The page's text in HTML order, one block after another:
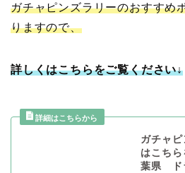
ガチャピンズラリーのおすすめ
りますので、
詳しくはこちらをご覧ください↓
ガチャ
はこち
葉県 ド